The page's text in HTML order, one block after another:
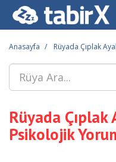
Anasayfa Rüyada Çıplak
Rüyada Çıplak
Psikolojik